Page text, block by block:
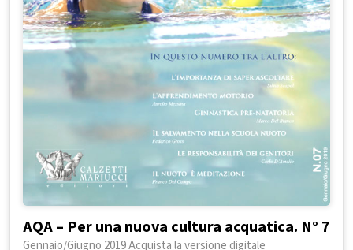
AQA – Per una nuova cultura acquatica. N° 7
Gennaio/Giugno 2019 Acquista la versione digitale